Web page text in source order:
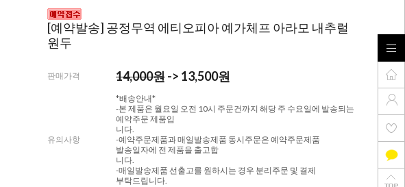
[예약발송] 공정무역 에티오피아 예가체프 아라모 내추럴
원두
판매가격 14,000원-> 13,500원
유의사항
*배송안내*
-본 제품은 월요일 오전 10시 주문건까지 해당 주 수요일에 발송되는
예약주문 제품입
니다.
-예약주문제품과 매일발송제품 동시주문은 예약주문제품
발송일자에 전 제품을 출고합
니다.
-매일발송제품 선출고를 원하시는 경우 분리주문 및 결제
부탁드립니다.